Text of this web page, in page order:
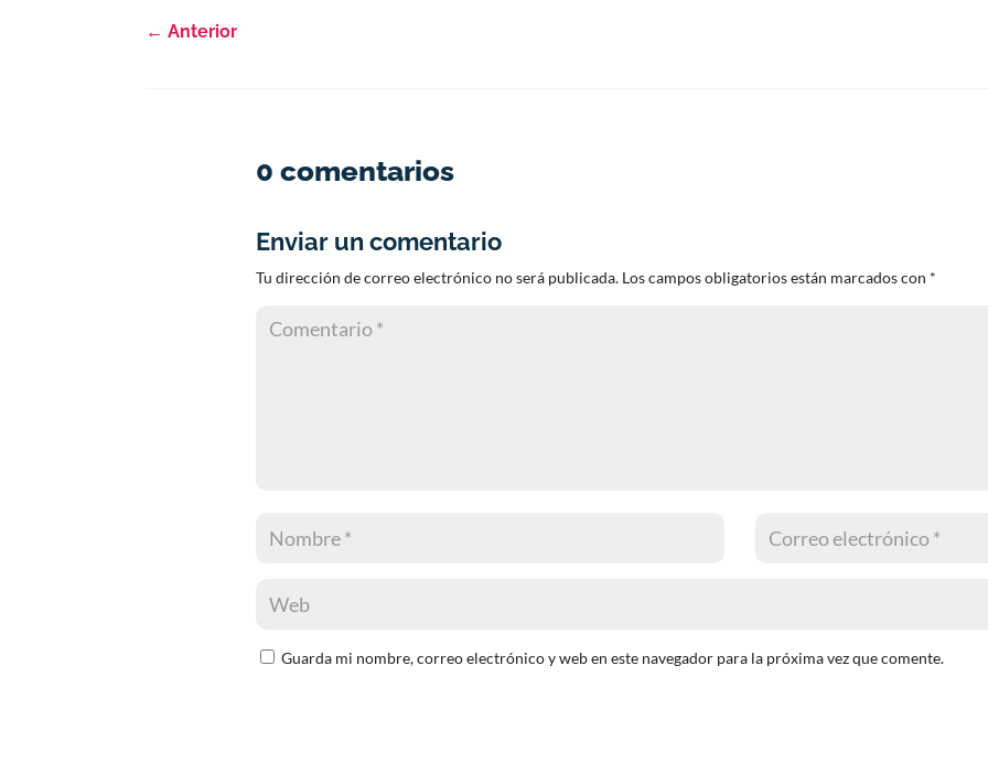
← Anterior
0 comentarios
Enviar un comentario
Tu dirección de correo electrónico no será publicada. Los campos obligatorios están marcados con *
Guarda mi nombre, correo electrónico y web en este navegador para la próxima vez que comente.